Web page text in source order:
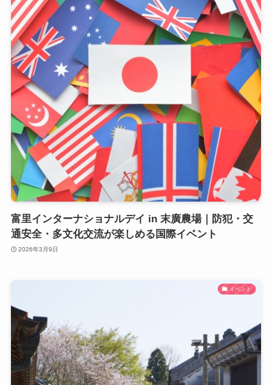
富里インターナショナルデイ in 末廣農場｜防犯・交
通安全・多文化交流が楽しめる国際イベント
2026年3月9日
イベント